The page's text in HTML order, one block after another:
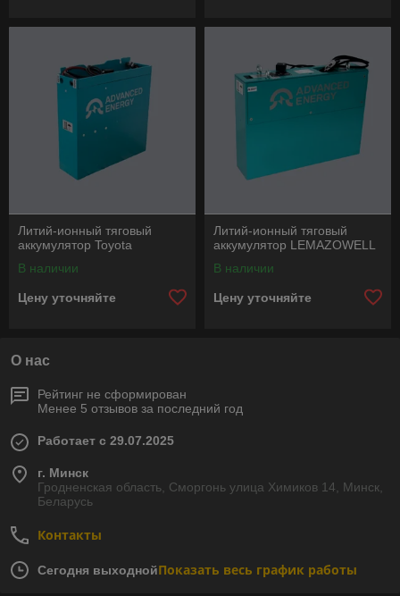
Литий-ионный тяговый
аккумулятор Toyota
В наличии
Цену уточняйте
Литий-ионный тяговый
аккумулятор LEMAZOWELL
В наличии
Цену уточняйте
О нас
Рейтинг не сформирован
Менее 5 отзывов за последний год
Работает с 29.07.2025
г. Минск
Гродненская область, Сморгонь улица Химиков 14, Минск,
Беларусь
Контакты
Сегодня выходнойПоказать весь график работы